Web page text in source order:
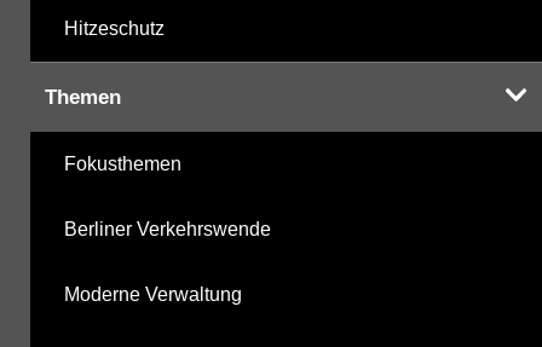
Hitzeschutz
Themen
Fokusthemen
Berliner Verkehrswende
Moderne Verwaltung